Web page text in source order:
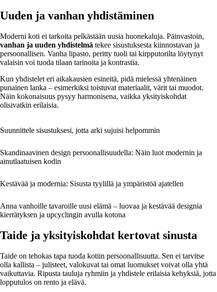
Uuden ja vanhan yhdistäminen
Moderni koti ei tarkoita pelkästään uusia huonekaluja. Päinvastoin,
vanhan ja uuden yhdistelmä tekee sisustuksesta kiinnostavan ja
persoonallisen. Vanha lipasto, peritty tuoli tai kirpputorilta löytynyt
valaisin voi tuoda tilaan tarinoita ja kontrastia.
Kun yhdistelet eri aikakausien esineitä, pidä mielessä yhtenäinen
punainen lanka – esimerkiksi toistuvat materiaalit, värit tai muodot.
Näin kokonaisuus pysyy harmonisena, vaikka yksityiskohdat
olisivatkin erilaisia.
Suunnittele sisustuksesi, jotta arki sujuisi helpommin
Skandinaavinen design persoonallisuudella: Näin luot modernin ja
ainutlaatuisen kodin
Kestävää ja modernia: Sisusta tyylillä ja ympäristöä ajatellen
Anna vanhoille tavaroille uusi elämä – luovaa ja kestävää designia
kierrätyksen ja upcyclingin avulla kotona
Taide ja yksityiskohdat kertovat sinusta
Taide on tehokas tapa tuoda kotiin persoonallisuutta. Sen ei tarvitse
olla kallista – julisteet, valokuvat tai omat luomukset voivat olla yhtä
vaikuttavia. Ripusta tauluja ryhmiin ja yhdistele erilaisia kehyksiä, jotta
lopputulos on rento ja elävä.